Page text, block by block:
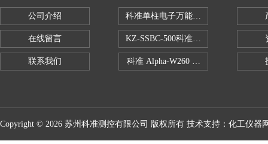
公司介绍
在线留言
联系我们
科准单柱电子万能拉力机KZ-SSBC-500
KZ-SSBC-500科准单柱电子万能试验
科准 Alpha-W260 半导体全自动推拉
Copyright © 2026 苏州科准测控有限公司 版权所有 技术支持： 化工仪器